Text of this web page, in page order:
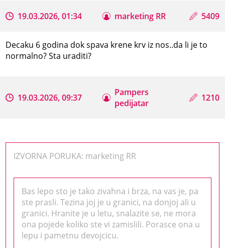
19.03.2026, 01:34 marketing RR 5409
Decaku 6 godina dok spava krene krv iz nos..da li je to
normalno? Sta uraditi?
19.03.2026, 09:37
Pampers
pedijatar
1210
IZVORNA PORUKA: marketing RR
Bas lepo sto je tako zivahna i brza, na vas je, pa
ste prasli. Tezina joj je u granici, na donjoj ali u
granici. Hranite je u letu, snalazite se, ne mora
ona pojede koliko ste vi zamislili. Porasce ona u
lepu i pametnu devojcicu.